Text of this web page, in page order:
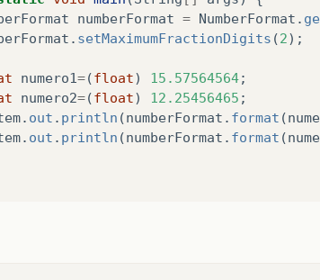
numberFormat = NumberFormat .
. setMaximumFractionDigits (2);
numero1=(float) 15.57564564;
numero2=(float) 12.25456465 ;
. out . println (numberFormat . format (
. out . println (numberFormat . format (